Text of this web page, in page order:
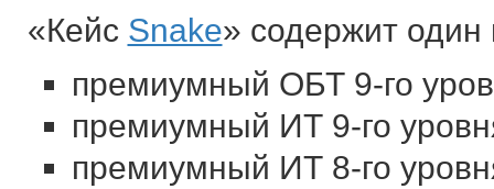
«Кейс Snake» содержит
премиумный ОБТ 9-го
премиумный ИТ 9-го
премиумный ИТ 8-го